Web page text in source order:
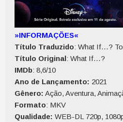
»INFORMAÇÕES«
Título Traduzido: What If…?
Título Original: What If…?
IMDb: 8,6/10
Ano de Lançamento: 2021
Gênero: Ação, Aventura,
Formato: MKV
Qualidade: WEB-DL 720p,